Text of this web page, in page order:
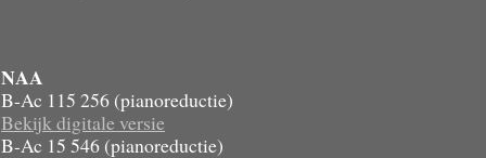
NAA
B-Ac 115 256 (pianoreductie)
Bekijk digitale versie
B-Ac 15 546 (pianoreductie)